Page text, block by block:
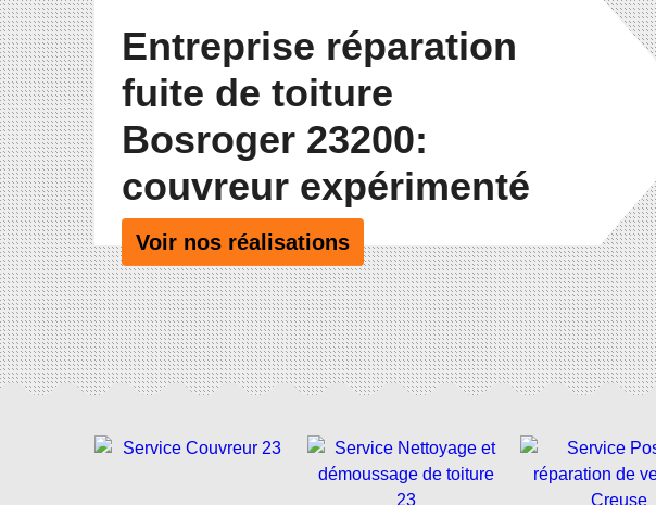
Entreprise réparation
fuite de toiture
Bosroger 23200:
couvreur expérimenté
Voir nos réalisations